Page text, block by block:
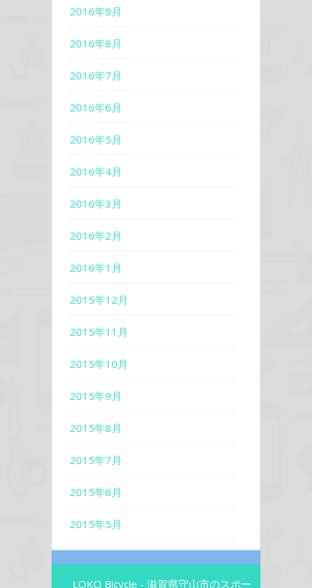
2016年9月
2016年8月
2016年7月
2016年6月
2016年5月
2016年4月
2016年3月
2016年2月
2016年1月
2015年12月
2015年11月
2015年10月
2015年9月
2015年8月
2015年7月
2015年6月
2015年5月
LOKO Bicycle - 滋賀県守山市のスポー